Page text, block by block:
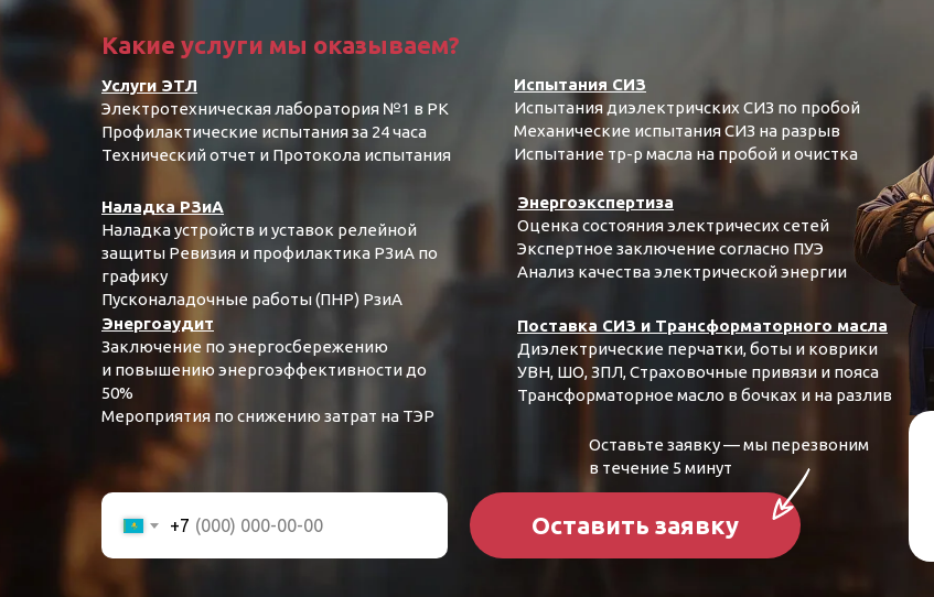
Услуги ЭТЛ
Электротехническая лаборатория №1 в РК
Профилактические испытания за 24 часа
Технический отчет и Протокола испытания
Наладка РЗиА
Наладка устройств и уставок релейной
защиты Ревизия и профилактика РЗиА по
графику
Пусконаладочные работы (ПНР) РзиА
Энергоаудит
Заключение по энергосбережению
и повышению энергоэффективности до
50%
Мероприятия по снижению затрат на ТЭР
Испытания СИЗ
Испытания диэлектричских СИЗ по пробой
Механические испытания СИЗ на разрыв
Испытание тр-р масла на пробой и очистка
Энергоэкспертиза
Оценка состояния электричесих сетей
Экспертное заключение согласно ПУЭ
Анализ качества электрической энергии
Поставка СИЗ и Трансформаторного масла
Диэлектрические перчатки, боты и коврики
УВН, ШО, ЗПЛ, Страховочные привязи и пояса
Трансформаторное масло в бочках и на разлив
Какие услуги мы оказываем?
+7 Оставить заявку
Оставьте заявку — мы перезвоним
в течение 5 минут